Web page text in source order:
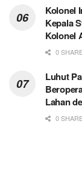
Kolonel
Kepala
Kolonel
0
Luhut
Lahan
0